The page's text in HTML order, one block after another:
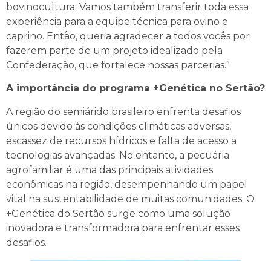
bovinocultura. Vamos também transferir toda essa
experiência para a equipe técnica para ovino e
caprino. Então, queria agradecer a todos vocês por
fazerem parte de um projeto idealizado pela
Confederação, que fortalece nossas parcerias.”
A importância do programa +Genética no Sertão?
A região do semiárido brasileiro enfrenta desafios
únicos devido às condições climáticas adversas,
escassez de recursos hídricos e falta de acesso a
tecnologias avançadas. No entanto, a pecuária
agrofamiliar é uma das principais atividades
econômicas na região, desempenhando um papel
vital na sustentabilidade de muitas comunidades. O
+Genética do Sertão surge como uma solução
inovadora e transformadora para enfrentar esses
desafios.